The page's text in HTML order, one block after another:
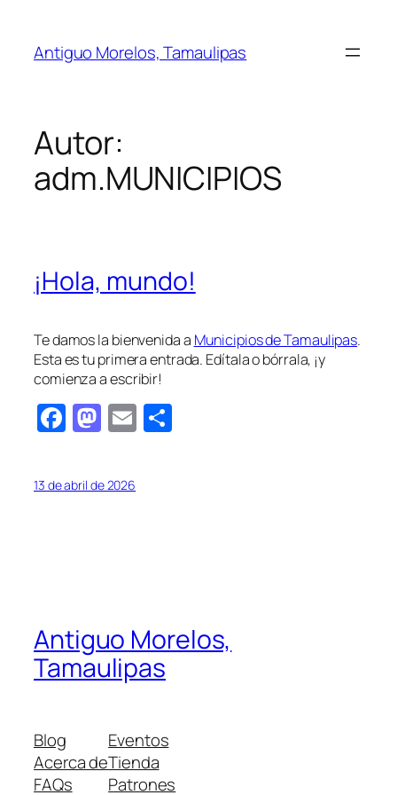
contenido
Antiguo Morelos, Tamaulipas
Autor:
adm.MUNICIPIOS
¡Hola, mundo!
Te damos la bienvenida a Municipios de Tamaulipas.
Esta es tu primera entrada. Edítala o bórrala, ¡y
comienza a escribir!
Facebook
Mastodon
Email
13 de abril de 2026
Antiguo Morelos,
Tamaulipas
Blog
Acerca de
FAQs
Eventos
Tienda
Patrones